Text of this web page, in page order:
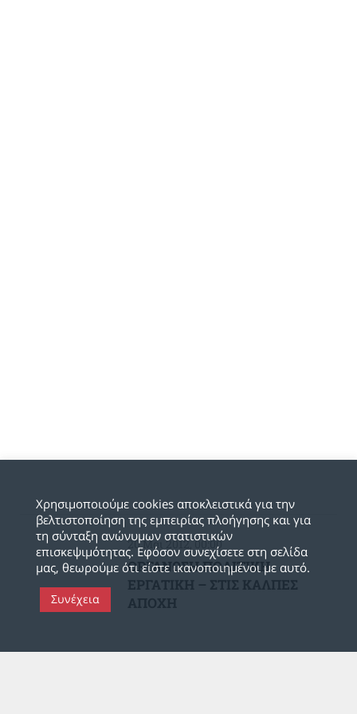
20 Μάι 2012, 00:00
ΟΡΓΑΝΩΣΗ ΠΟΛΙΤΙΚΗ
ΕΡΓΑΤΙΚΗ – ΣΤΙΣ ΚΑΛΠΕΣ
ΑΠΟΧΗ
Χρησιμοποιούμε cookies αποκλειστικά για την
βελτιστοποίηση της εμπειρίας πλοήγησης και για
τη σύνταξη ανώνυμων στατιστικών
επισκεψιμότητας. Εφόσον συνεχίσετε στη σελίδα
μας, θεωρούμε ότι είστε ικανοποιημένοι με αυτό.
Συνέχεια